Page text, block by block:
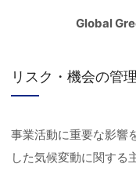
Global
リスク・機会の管理
事業活動に重要な影響
した気候変動に関する